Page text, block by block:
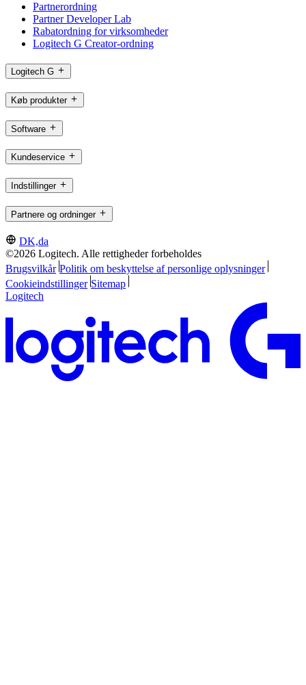
Partnerordning
Partner Developer Lab
Rabatordning for virksomheder
Logitech G Creator-ordning
Logitech G
Køb produkter
Software
Kundeservice
Indstillinger
Partnere og ordninger
DK,da
©2026 Logitech. Alle rettigheder forbeholdes
Brugsvilkår Politik om beskyttelse af personlige oplysninger
Cookieindstillinger Sitemap
Logitech